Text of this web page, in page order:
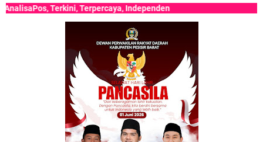
Terkini, Terpercaya, Independen